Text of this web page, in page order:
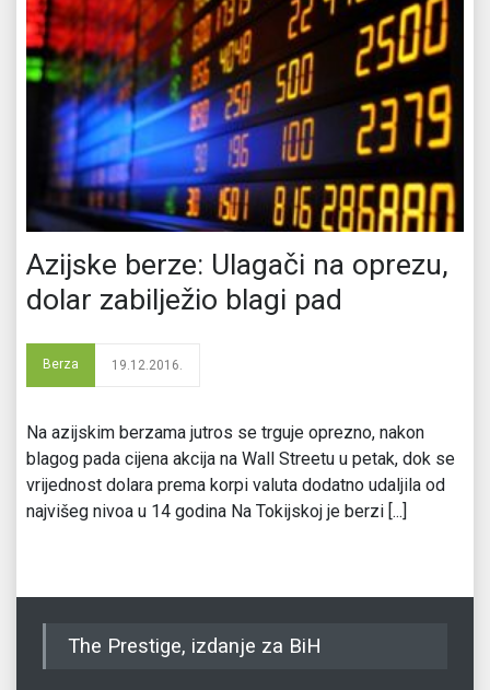
Azijske berze: Ulagači na oprezu,
dolar zabilježio blagi pad
Berza 19.12.2016.
Na azijskim berzama jutros se trguje oprezno, nakon
blagog pada cijena akcija na Wall Streetu u petak, dok se
vrijednost dolara prema korpi valuta dodatno udaljila od
najvišeg nivoa u 14 godina Na Tokijskoj je berzi [...]
The Prestige, izdanje za BiH